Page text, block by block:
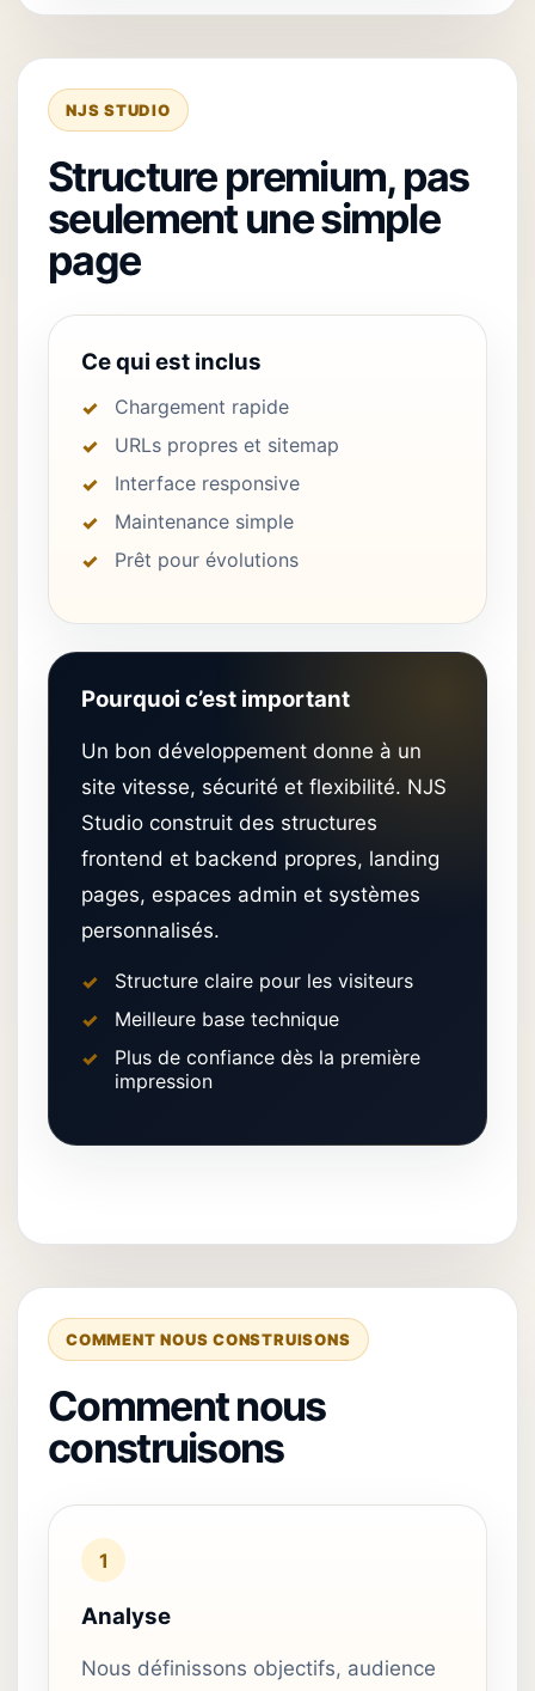
NJS STUDIO
Structure premium, pas
seulement une simple
page
Ce qui est inclus
Chargement rapide
URLs propres et sitemap
Interface responsive
Maintenance simple
Prêt pour évolutions
Pourquoi c’est important
Un bon développement donne à un
site vitesse, sécurité et flexibilité. NJS
Studio construit des structures
frontend et backend propres, landing
pages, espaces admin et systèmes
personnalisés.
Structure claire pour les visiteurs
Meilleure base technique
Plus de confiance dès la première
impression
COMMENT NOUS CONSTRUISONS
Comment nous
construisons
1
Analyse
Nous définissons objectifs, audience